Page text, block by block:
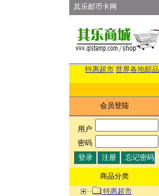
其乐邮币卡网
特惠超市 世界各地邮品
会员登陆
用户:
密码:
商品分类
特惠超市